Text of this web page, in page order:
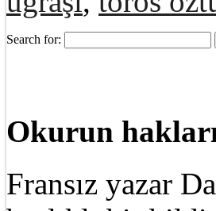
Search for:
Okurun
Fransız yazar